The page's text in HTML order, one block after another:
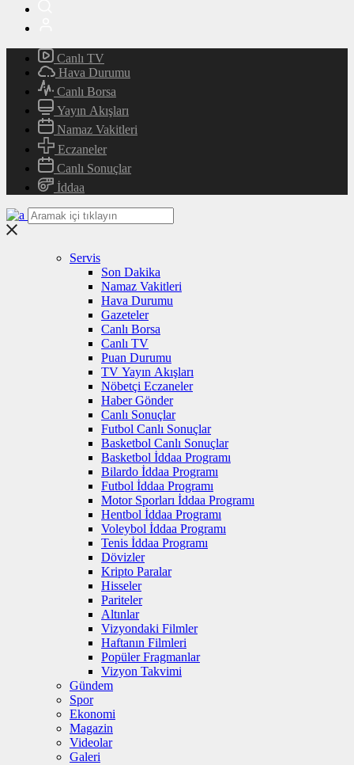
Canlı TV
Hava Durumu
Canlı Borsa
Yayın Akışları
Namaz Vakitleri
Eczaneler
Canlı Sonuçlar
İddaa
Servis
Son Dakika
Namaz Vakitleri
Hava Durumu
Gazeteler
Canlı Borsa
Canlı TV
Puan Durumu
TV Yayın Akışları
Nöbetçi Eczaneler
Haber Gönder
Canlı Sonuçlar
Futbol Canlı Sonuçlar
Basketbol Canlı Sonuçlar
Basketbol İddaa Programı
Bilardo İddaa Programı
Futbol İddaa Programı
Motor Sporları İddaa Programı
Hentbol İddaa Programı
Voleybol İddaa Programı
Tenis İddaa Programı
Dövizler
Kripto Paralar
Hisseler
Pariteler
Altınlar
Vizyondaki Filmler
Haftanın Filmleri
Popüler Fragmanlar
Vizyon Takvimi
Gündem
Spor
Ekonomi
Magazin
Videolar
Galeri